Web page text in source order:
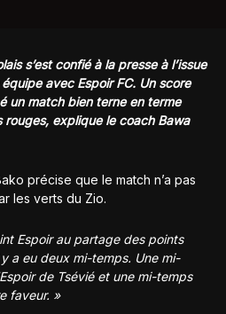
s’est confié à la presse à l’issue
avec Espoir FC. Un score
un match bien terne en terme
rouges, explique le coach Bawa
précise que le match n’a pas
les verts du Zio.
Espoir au partage des points
a eu deux mi-temps. Une mi-
de Tsévié et une mi-temps
faveur. »